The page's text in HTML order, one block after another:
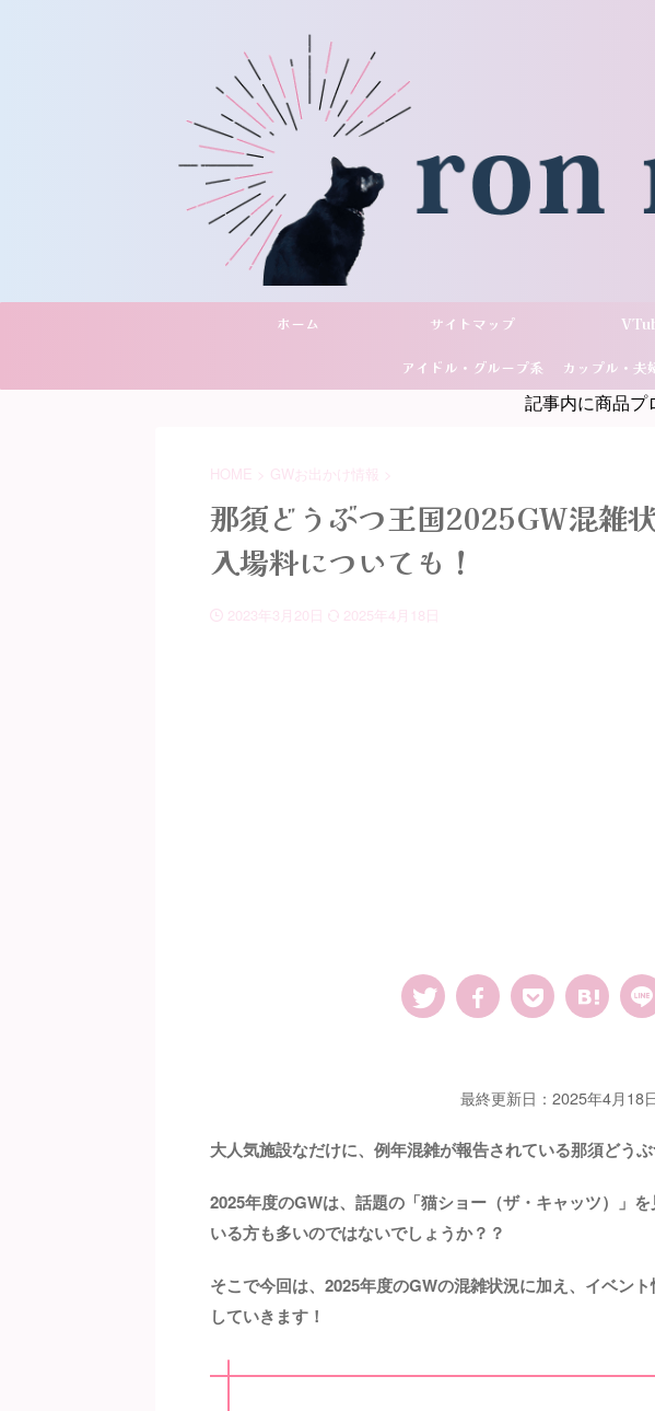
ホーム サイトマップ
アイドル・グループ系 カップル・
記事内に商品プ
HOME > GWお出かけ情報 >
那須どうぶつ王国2025GW混雑
入場料についても！
2023年3月20日 2025年4月18日
最終更新日：2025年4月18
大人気施設なだけに、例年混雑が報告されている那須どう
2025年度のGWは、話題の「猫ショー（ザ・キャッツ）」を
いる方も多いのではないでしょうか？？
そこで今回は、2025年度のGWの混雑状況に加え、イベン
していきます！